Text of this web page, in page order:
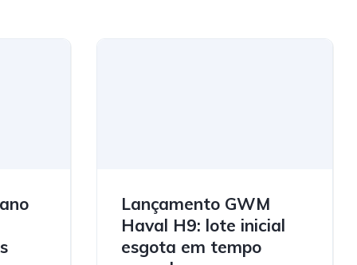
Lançamento GWM
Haval H9: lote inicial
esgota em tempo